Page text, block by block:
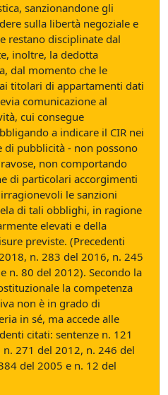
sanzionandone gli
sulla libertà negoziale e
restano disciplinate dal
inoltre, la dedotta
dal momento che le
titolari di appartamenti dati
comunicazione al
cui consegue
a indicare il CIR nei
pubblicità - non possono
non comportando
di particolari accorgimenti
le sanzioni
di tali obblighi, in ragione
elevati e della
previste. (Precedenti
n. 283 del 2016, n. 245
n. 80 del 2012). Secondo la
la competenza
non è in grado di
in sé, ma accede alle
citati: sentenze n. 121
271 del 2012, n. 246 del
del 2005 e n. 12 del